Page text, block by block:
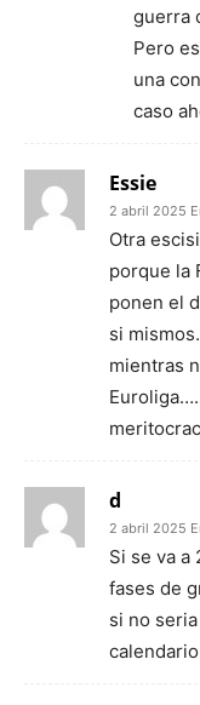
guerra
Pero
una
caso
Essie
2 abril 2025
Otra
porque la
ponen el
si
mientras
d
2 abril 2025
Si se va a
fases de
si no